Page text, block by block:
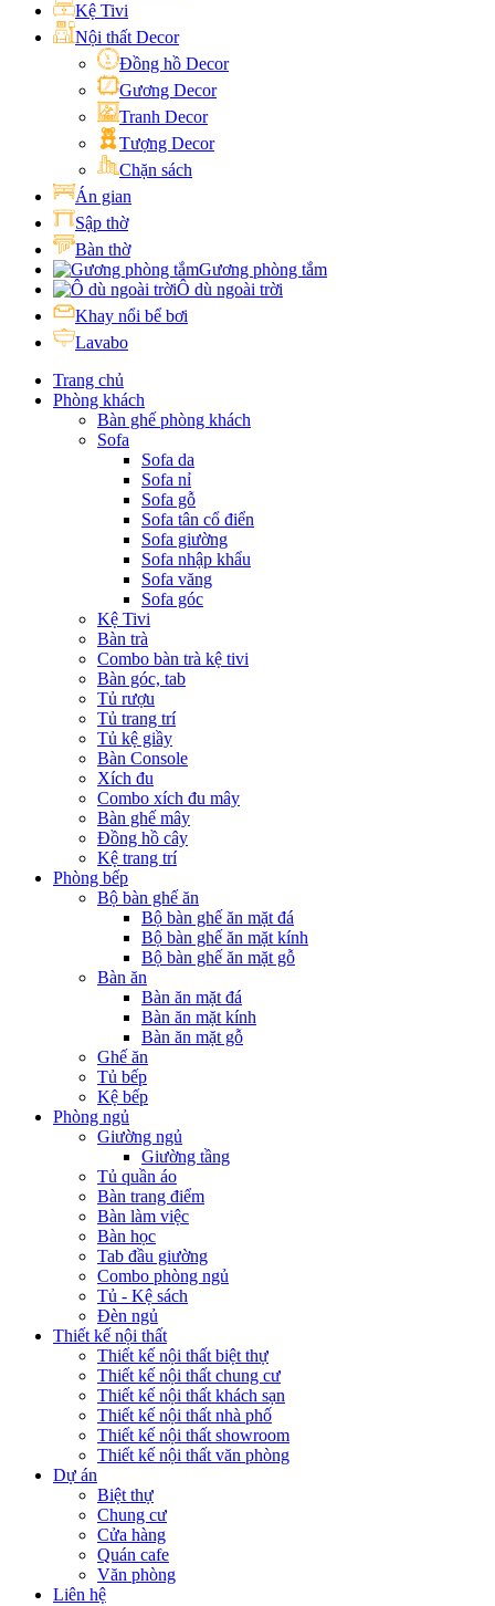
Kệ Tivi
Nội thất Decor
Đồng hồ Decor
Gương Decor
Tranh Decor
Tượng Decor
Chặn sách
Án gian
Sập thờ
Bàn thờ
Gương phòng tắm
Ô dù ngoài trời
Khay nổi bể bơi
Lavabo
Trang chủ
Phòng khách
Bàn ghế phòng khách
Sofa
Sofa da
Sofa nỉ
Sofa gỗ
Sofa tân cổ điển
Sofa giường
Sofa nhập khẩu
Sofa văng
Sofa góc
Kệ Tivi
Bàn trà
Combo bàn trà kệ tivi
Bàn góc, tab
Tủ rượu
Tủ trang trí
Tủ kệ giầy
Bàn Console
Xích đu
Combo xích đu mây
Bàn ghế mây
Đồng hồ cây
Kệ trang trí
Phòng bếp
Bộ bàn ghế ăn
Bộ bàn ghế ăn mặt đá
Bộ bàn ghế ăn mặt kính
Bộ bàn ghế ăn mặt gỗ
Bàn ăn
Bàn ăn mặt đá
Bàn ăn mặt kính
Bàn ăn mặt gỗ
Ghế ăn
Tủ bếp
Kệ bếp
Phòng ngủ
Giường ngủ
Giường tầng
Tủ quần áo
Bàn trang điểm
Bàn làm việc
Bàn học
Tab đầu giường
Combo phòng ngủ
Tủ - Kệ sách
Đèn ngủ
Thiết kế nội thất
Thiết kế nội thất biệt thự
Thiết kế nội thất chung cư
Thiết kế nội thất khách sạn
Thiết kế nội thất nhà phố
Thiết kế nội thất showroom
Thiết kế nội thất văn phòng
Dự án
Biệt thự
Chung cư
Cửa hàng
Quán cafe
Văn phòng
Liên hệ